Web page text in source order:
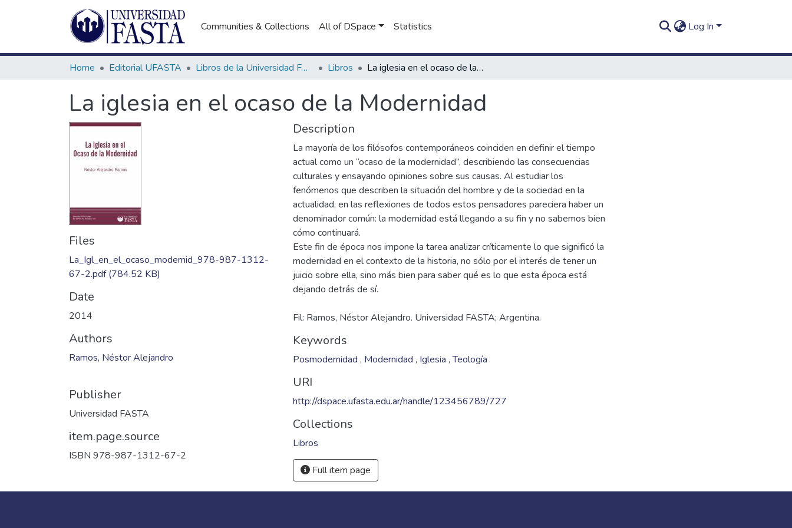
Communities & Collections All of DSpace Statistics Log In
Home Editorial UFASTA Libros de la Universidad FASTA Libros La iglesia en el ocaso de la Modernidad
La iglesia en el ocaso de la Modernidad
Files
La_Igl_en_el_ocaso_modernid_978-987-1312-
67-2.pdf(784.52 KB)
Date
2014
Authors
Ramos, Néstor Alejandro
Publisher
Universidad FASTA
item.page.source
ISBN 978-987-1312-67-2
Description
La mayoría de los filósofos contemporáneos coinciden en definir el tiempo
actual como un “ocaso de la modernidad”, describiendo las consecuencias
culturales y ensayando opiniones sobre sus causas. Al estudiar los
fenómenos que describen la situación del hombre y de la sociedad en la
actualidad, en las reflexiones de todos estos pensadores pareciera haber un
denominador común: la modernidad está llegando a su fin y no sabemos bien
cómo continuará.
Este fin de época nos impone la tarea analizar críticamente lo que significó la
modernidad en el contexto de la historia, no sólo por el interés de tener un
juicio sobre ella, sino más bien para saber qué es lo que esta época está
Fil: Ramos, Néstor Alejandro. Universidad FASTA; Argentina.
Keywords
Posmodernidad , Modernidad , Iglesia ,Teología
URI
http://dspace.ufasta.edu.ar/handle/123456789/727
Collections
Libros
Full item page